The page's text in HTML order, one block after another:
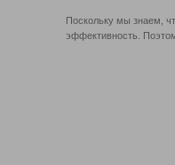
Поскольку мы знаем,
эффективность.